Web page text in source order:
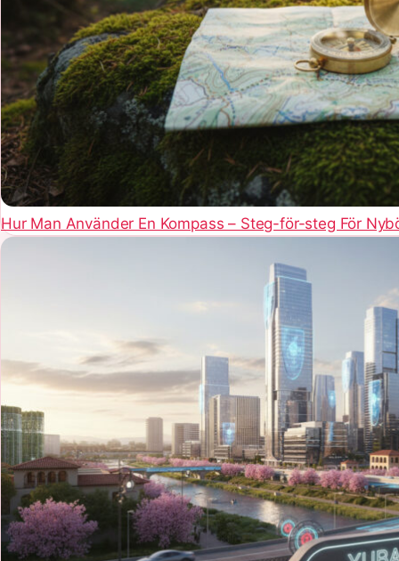
Hur Man Använder En Kompass – Steg-för-steg För